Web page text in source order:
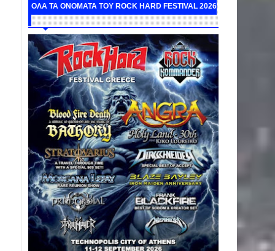
ΟΛΑ ΤΑ ΟΝΟΜΑΤΑ ΤΟΥ ROCK HARD FESTIVAL 2026